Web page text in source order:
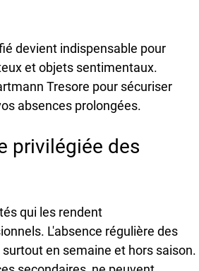
devient indispensable pour
et objets sentimentaux.
Tresore pour sécuriser
absences prolongées.
privilégiée des
qui les rendent
L'absence régulière des
en semaine et hors saison.